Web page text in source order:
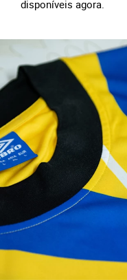
disponíveis agora.